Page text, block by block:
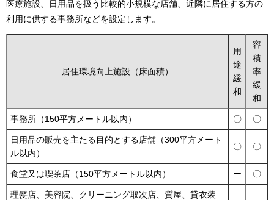
医療施設、日用品を扱う比較的小規模な店舗、近隣に居住する方の
利用に供する事務所などを設定します。
居住環境向上施設（床面積）
用
途
緩
和
容
積
率
緩
和
事務所（150平方メートル以内） 〇 〇
日用品の販売を主たる目的とする店舗（300平方メート
ル以内）
〇 〇
食堂又は喫茶店（150平方メートル以内） ー 〇
理髪店、美容院、クリーニング取次店、質屋、貸衣装